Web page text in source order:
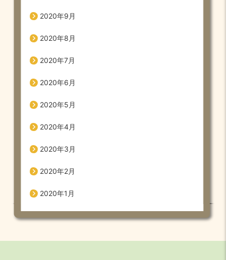
2020年9月
2020年8月
2020年7月
2020年6月
2020年5月
2020年4月
2020年3月
2020年2月
2020年1月